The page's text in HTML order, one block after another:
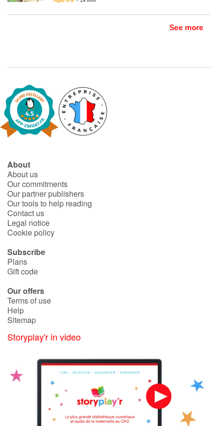
Chez les animaux, la capacité à apprendre ou à inventer une manière de s’adapter à une situation nouvelle
See more
About
About us
Our commitments
Our partner publishers
Our tools to help reading
Contact us
Legal notice
Cookie policy
Subscribe
Plans
Gift code
Our offers
Terms of use
Help
Sitemap
Storyplay'r in video